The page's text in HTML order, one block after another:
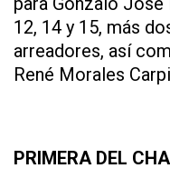
12, 14 y 15, más
arreadores, así
René Morales
PRIMERA DEL